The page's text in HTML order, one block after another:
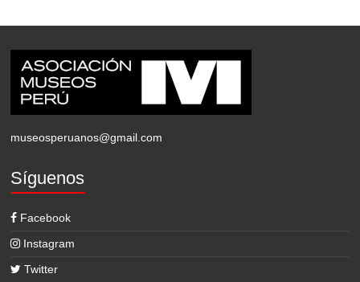
museosperuanos@gmail.com
Síguenos
Facebook
Instagram
Twitter